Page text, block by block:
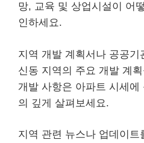
망, 교육 및 상업시설이 어
인하세요.
지역 개발 계획서나 공공기
신동 지역의 주요 개발 계
개발 사항은 아파트 시세
의 깊게 살펴보세요.
지역 관련 뉴스나 업데이트